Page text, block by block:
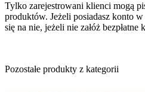
Tylko zarejestrowani klienci mogą
produktów. Jeżeli posiadasz konto
się na nie, jeżeli nie załóż bezpłatne
Pozostałe produkty z kategorii